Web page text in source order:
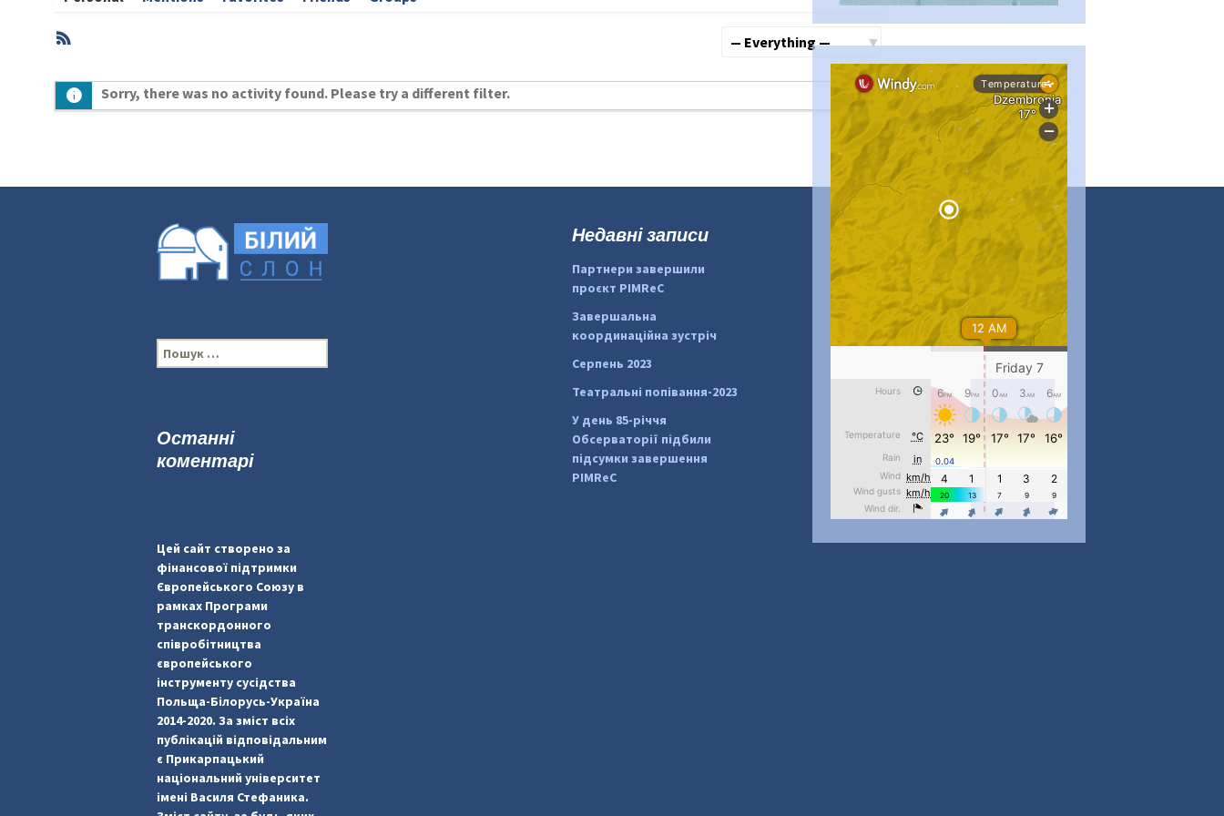
Activities
RSS
Sorry, there was no activity found. Please try a different filter.
#PipIvanToday
#PipIvanWeather
...
pimrec_project
#PipIvanToday #PipIvanWeather
 ...
pimrec_project
П
о
:
Недавні записи
Партнери завершили
проєкт PIMReC
Завершальна
координаційна зустріч
Серпень 2023
Театральні попівання-2023
У день 85-річчя
Обсерваторії підбили
підсумки завершення
PIMReC
Останні
коментарі
Цей сайт створено за
фінансової підтримки
Європейського Союзу в
рамках Програми
транскордонного
співробітництва
європейського
інструменту сусідства
Польща-Білорусь-Україна
2014-2020. За зміст всіх
публікацій відповідальним
є Прикарпацький
національний університет
імені Василя Стефаника.